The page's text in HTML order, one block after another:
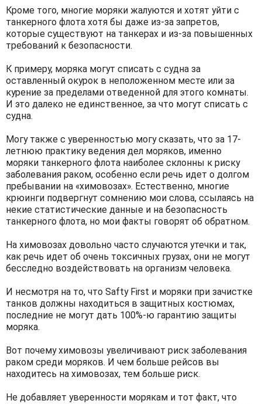
Кроме того, многие моряки жалуются и хотят уйти с
танкерного флота хотя бы даже из-за запретов,
которые существуют на танкерах и из-за повышенных
требований к безопасности.
К примеру, моряка могут списать с судна за
оставленный окурок в неположенном месте или за
курение за пределами отведенной для этого комнаты.
И это далеко не единственное, за что могут списать с
судна.
Могу также с уверенностью могу сказать, что за 17-
летнюю практику ведения дел моряков, именно
моряки танкерного флота наиболее склонны к риску
заболевания раком, особенно если речь идет о долгом
пребывании на «химовозах». Естественно, многие
крюинги подвергнут сомнению мои слова, ссылаясь на
некие статистические данные и на безопасность
танкерного флота, но мои факты говорят об обратном.
На химовозах довольно часто случаются утечки и так,
как речь идет об очень токсичных грузах, они не могут
бесследно воздействовать на организм человека.
И несмотря на то, что Safty First и моряки при зачистке
танков должны находиться в защитных костюмах,
последние не могут дать 100%-ю гарантию защиты
моряка.
Вот почему химовозы увеличивают риск заболевания
раком среди моряков. И чем больше рейсов вы
находитесь на химовозах, тем больше риск.
Не добавляет уверенности морякам и тот факт, что